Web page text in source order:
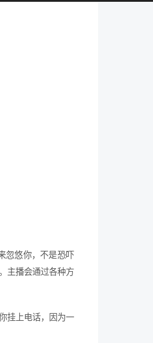
忽悠你，不是恐吓
主播会通过各种方
挂上电话，因为一